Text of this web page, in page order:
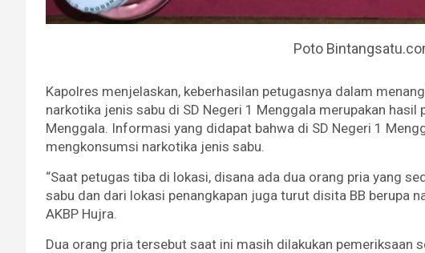
Poto
Kapolres menjelaskan, keberhasilan petugasnya dalam
narkotika jenis sabu di SD Negeri 1 Menggala merupakan hasil
Menggala. Informasi yang didapat bahwa di SD Negeri 1
mengkonsumsi narkotika jenis sabu.
“Saat petugas tiba di lokasi, disana ada dua orang pria yang
sabu dan dari lokasi penangkapan juga turut disita BB berupa
AKBP Hujra.
Dua orang pria tersebut saat ini masih dilakukan pemeriksaan